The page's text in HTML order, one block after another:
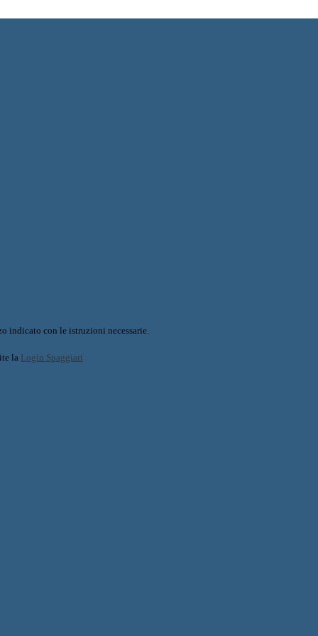
indicato con le istruzioni necessarie.
la Login Spaggiari